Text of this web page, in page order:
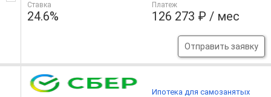
Ставка
24.6%
Платеж
126 273 ₽ / мес
Отправить заявку
Ипотека для самозанятых